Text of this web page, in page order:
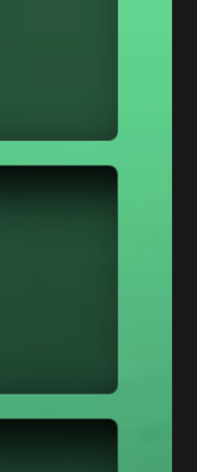
تمامی
و شما
بالایی
تمامی
می‌شوند که در
افزایش زیاد
همچنین در